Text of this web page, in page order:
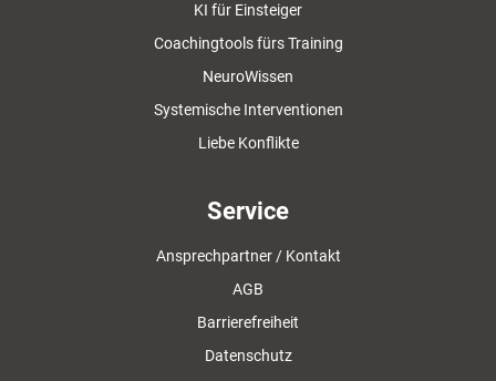
KI für Einsteiger
Coachingtools fürs Training
NeuroWissen
Systemische Interventionen
Liebe Konflikte
Service
Ansprechpartner / Kontakt
AGB
Barrierefreiheit
Datenschutz